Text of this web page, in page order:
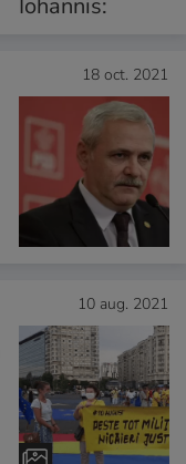
18 oct. 2021
10 aug. 2021